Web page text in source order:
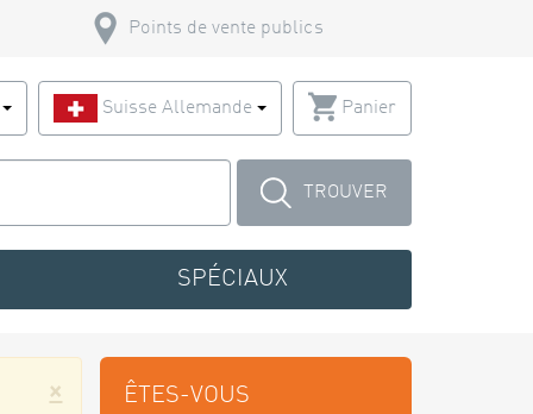
Points de vente publics
Suisse Allemande Panier
TROUVER
SPÉCIAUX
×
ÊTES-VOUS